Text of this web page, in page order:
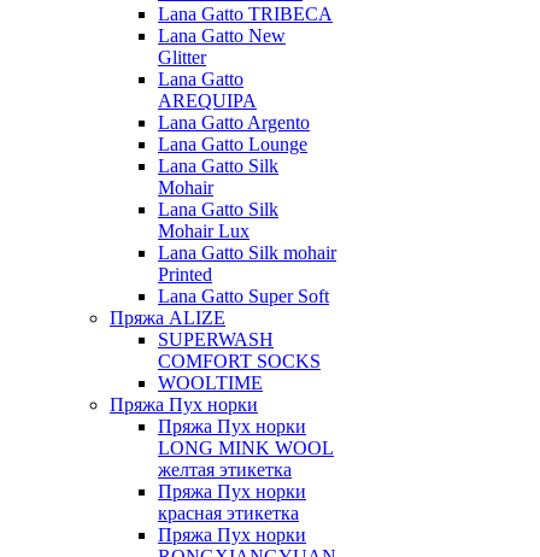
Lana Gatto TRIBECA
Lana Gatto New
Glitter
Lana Gatto
AREQUIPA
Lana Gatto Argento
Lana Gatto Lounge
Lana Gatto Silk
Mohair
Lana Gatto Silk
Mohair Lux
Lana Gatto Silk mohair
Printed
Lana Gatto Super Soft
Пряжа ALIZE
SUPERWASH
COMFORT SOCKS
WOOLTIME
Пряжа Пух норки
Пряжа Пух норки
LONG MINK WOOL
желтая этикетка
Пряжа Пух норки
красная этикетка
Пряжа Пух норки